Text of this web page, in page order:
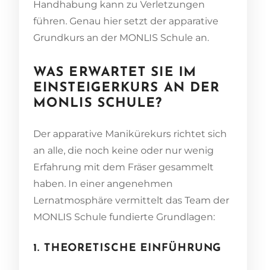
Handhabung kann zu Verletzungen
führen. Genau hier setzt der apparative
Grundkurs an der MONLIS Schule an.
WAS ERWARTET SIE IM
EINSTEIGERKURS AN DER
MONLIS SCHULE?
Der apparative Manikürekurs richtet sich
an alle, die noch keine oder nur wenig
Erfahrung mit dem Fräser gesammelt
haben. In einer angenehmen
Lernatmosphäre vermittelt das Team der
MONLIS Schule fundierte Grundlagen:
1. THEORETISCHE EINFÜHRUNG